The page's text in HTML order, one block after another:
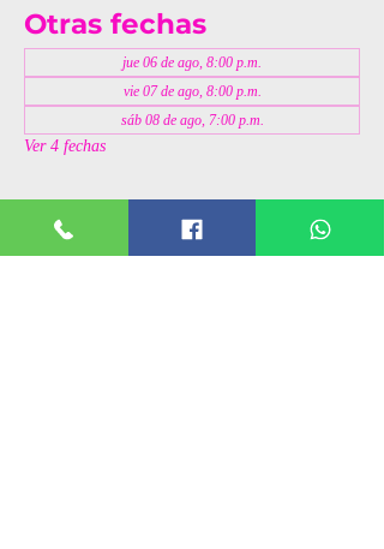
Otras fechas
jue 06 de ago, 8:00 p.m.
vie 07 de ago, 8:00 p.m.
sáb 08 de ago, 7:00 p.m.
Ver 4 fechas
Invitados